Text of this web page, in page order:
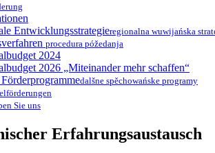
Entwicklungsstrategieregionalna wuwijańska
procedura póžedanja
2024
2026 „Miteinander mehr schaffen“
dalšne spěchowańske programy
Sie uns
Erfahrungsaustausch